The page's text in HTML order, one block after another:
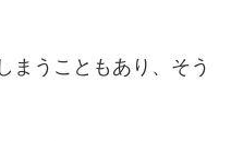
まうこともあり、そう